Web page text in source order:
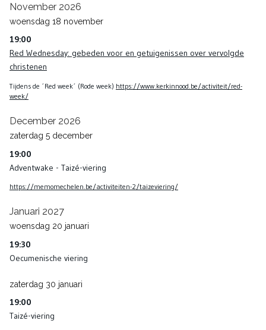
November 2026
woensdag 18 november
19:00
Red Wednesday: gebeden voor en getuigenissen over vervolgde
christenen
Tijdens de ´Red week´ (Rode week) https://www.kerkinnood.be/activiteit/red-
week/
December 2026
zaterdag 5 december
19:00
Adventwake - Taizé-viering
https://memomechelen.be/activiteiten-2/taizeviering/
Januari 2027
woensdag 20 januari
19:30
Oecumenische viering
zaterdag 30 januari
19:00
Taizé-viering